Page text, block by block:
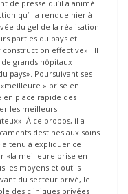
de presse qu’il a animé
qu’il a rendue hier à
du gel de la réalisation
parties du pays et
construction effective». Il
grands hôpitaux
pays». Poursuivant ses
» prise en
en place rapide des
les meilleurs
À ce propos, il a
destinés aux soins
a tenu à expliquer ce
«la meilleure prise en
les moyens et outils
du secteur privé, le
des cliniques privées